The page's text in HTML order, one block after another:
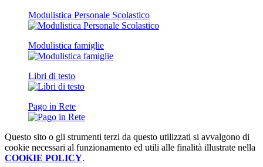
Modulistica Personale Scolastico
Modulistica famiglie
Libri di testo
Pago in Rete
Questo sito o gli strumenti terzi da questo utilizzati si avvalgono di
cookie necessari al funzionamento ed utili alle finalità illustrate nella
COOKIE POLICY.